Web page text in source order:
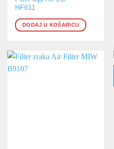
HF611
DODAJ U KOŠARICU